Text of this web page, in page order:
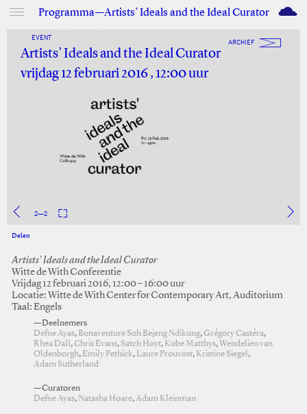
Programma—Artists’ Ideals and the Ideal Curator M
EVENT
ARCHIEF
Artists’ Ideals and the Ideal Curator
vrijdag 12 februari 2016 , 12:00 uur
2—2
Delen
Artists’ Ideals and the Ideal Curator
Witte de With Conferentie
Vrijdag 12 februari 2016, 12:00 – 16:00 uur
Locatie: Witte de With Center for Contemporary Art, Auditorium
Taal: Engels
—Deelnemers
Defne Ayas, Bonaventure Soh Bejeng Ndikung, Grégory Castéra,
Rhea Dall ,Chris Evans,Satch Hoyt, Kobe Matthys, Wendelien van
Oldenborgh, Emily Pethick, Laure Prouvost, Kristine Siegel ,
Adam Sutherland
—Curatoren
Defne Ayas, Natasha Hoare,Adam Kleinman